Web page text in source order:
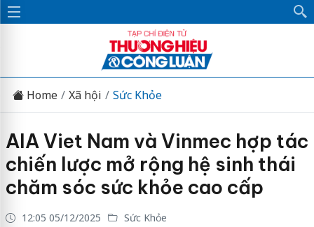
Home Xã hội Sức Khỏe
AIA Viet Nam và Vinmec hợp tác
chiến lược mở rộng hệ sinh thái
chăm sóc sức khỏe cao cấp
12:05 05/12/2025 Sức Khỏe